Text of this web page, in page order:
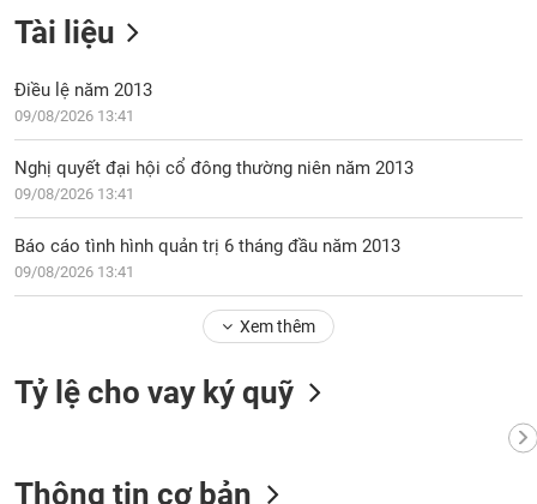
Tài liệu
Điều lệ năm 2013
09/08/2026 13:41
Nghị quyết đại hội cổ đông thường niên năm 2013
09/08/2026 13:41
Báo cáo tình hình quản trị 6 tháng đầu năm 2013
09/08/2026 13:41
Xem thêm
Tỷ lệ cho vay ký quỹ
Thông tin cơ bản